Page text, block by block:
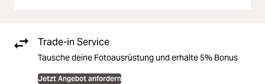
Trade-in Service
Tausche deine Fotoausrüstung und erhalte 5% Bonus
Jetzt Angebot anfordern